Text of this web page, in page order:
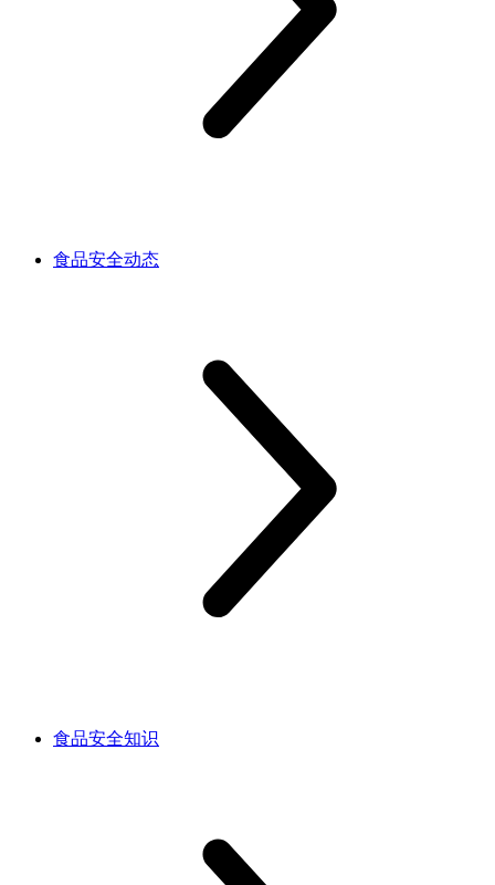
食品安全动态
食品安全知识